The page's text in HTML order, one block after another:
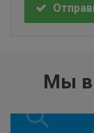
Мы в